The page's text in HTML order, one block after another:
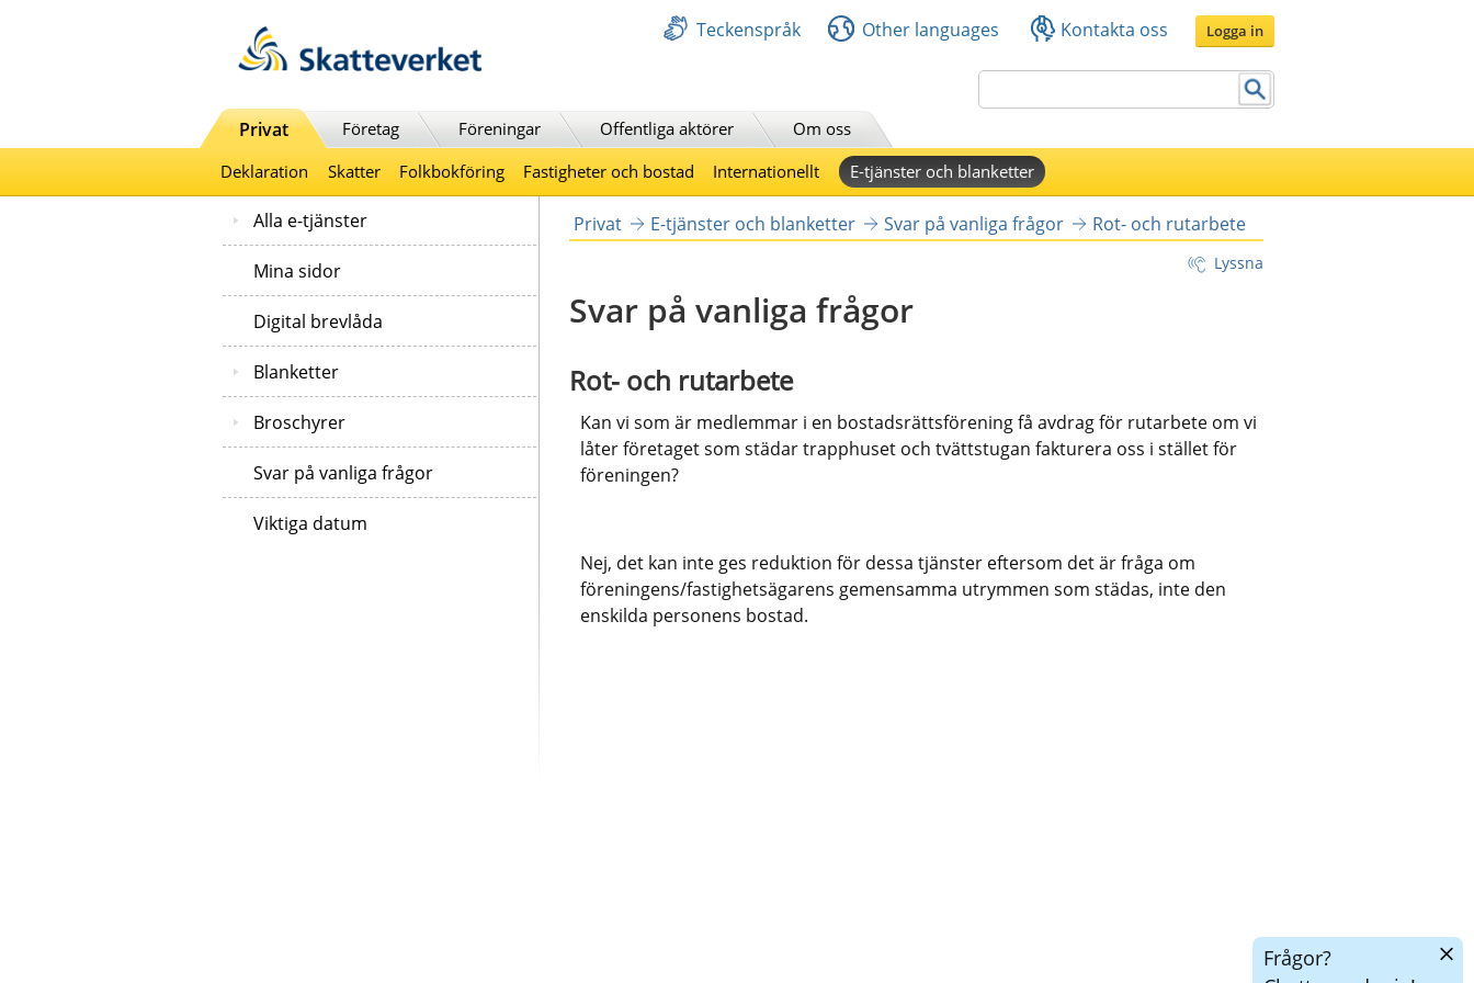
Teckenspråk Other languages Kontakta oss Logga in
Privat Företag Föreningar Offentliga aktörer
Om oss
Deklaration
Skatter Folkbokföring Fastigheter och bostad Internationellt E-tjänster och blanketter
Alla e-tjänster
Mina sidor
Digital brevlåda
Blanketter
Broschyrer
Svar på vanliga frågor
Viktiga datum
Privat E-tjänster och blanketter Svar på vanliga frågor Rot- och rutarbete
Lyssna
Svar på vanliga frågor
Rot- och rutarbete
Kan vi som är medlemmar i en bostadsrättsförening få avdrag för rutarbete om vi
låter företaget som städar trapphuset och tvättstugan fakturera oss i stället för
föreningen?
Nej, det kan inte ges reduktion för dessa tjänster eftersom det är fråga om
föreningens/fastighetsägarens gemensamma utrymmen som städas, inte den
enskilda personens bostad.
Frågor?
Dölj